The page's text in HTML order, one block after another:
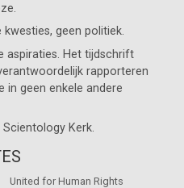
geen politiek.
aspiraties. Het tijdschrift
rapporteren
in geen enkele andere
Scientology Kerk.
United for Human Rights